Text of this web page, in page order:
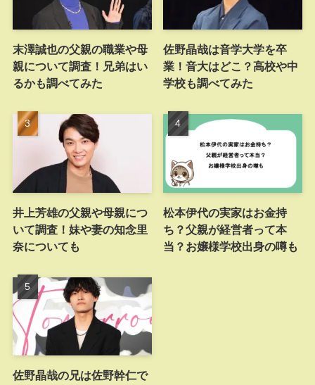
末澤誠也の父親の職業や母
親について調査！兄弟はい
るかも調べてみた
佐野晶哉は音学大学を卒
業！音大はどこ？高校や中
学校も調べてみた
井上芳雄の父親や母親につ
いて調査！妹や妻の知念里
奈についても
松本伊代の実家はお金持
ち？父親が経営者って本
当？お嬢様学校出身の噂も
佐野晶哉の兄は佐野幹仁で